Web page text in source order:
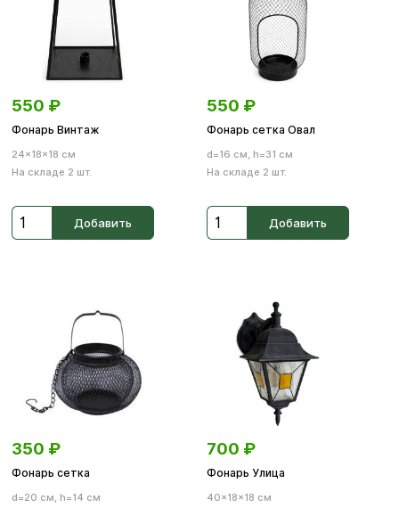
550 ₽
Фонарь Винтаж
24×18×18 см
На складе 2 шт.
Добавить
550 ₽
Фонарь сетка Овал
d=16 см, h=31 см
На складе 2 шт.
Добавить
350 ₽
Фонарь сетка
d=20 см, h=14 см
700 ₽
Фонарь Улица
40×18×18 см